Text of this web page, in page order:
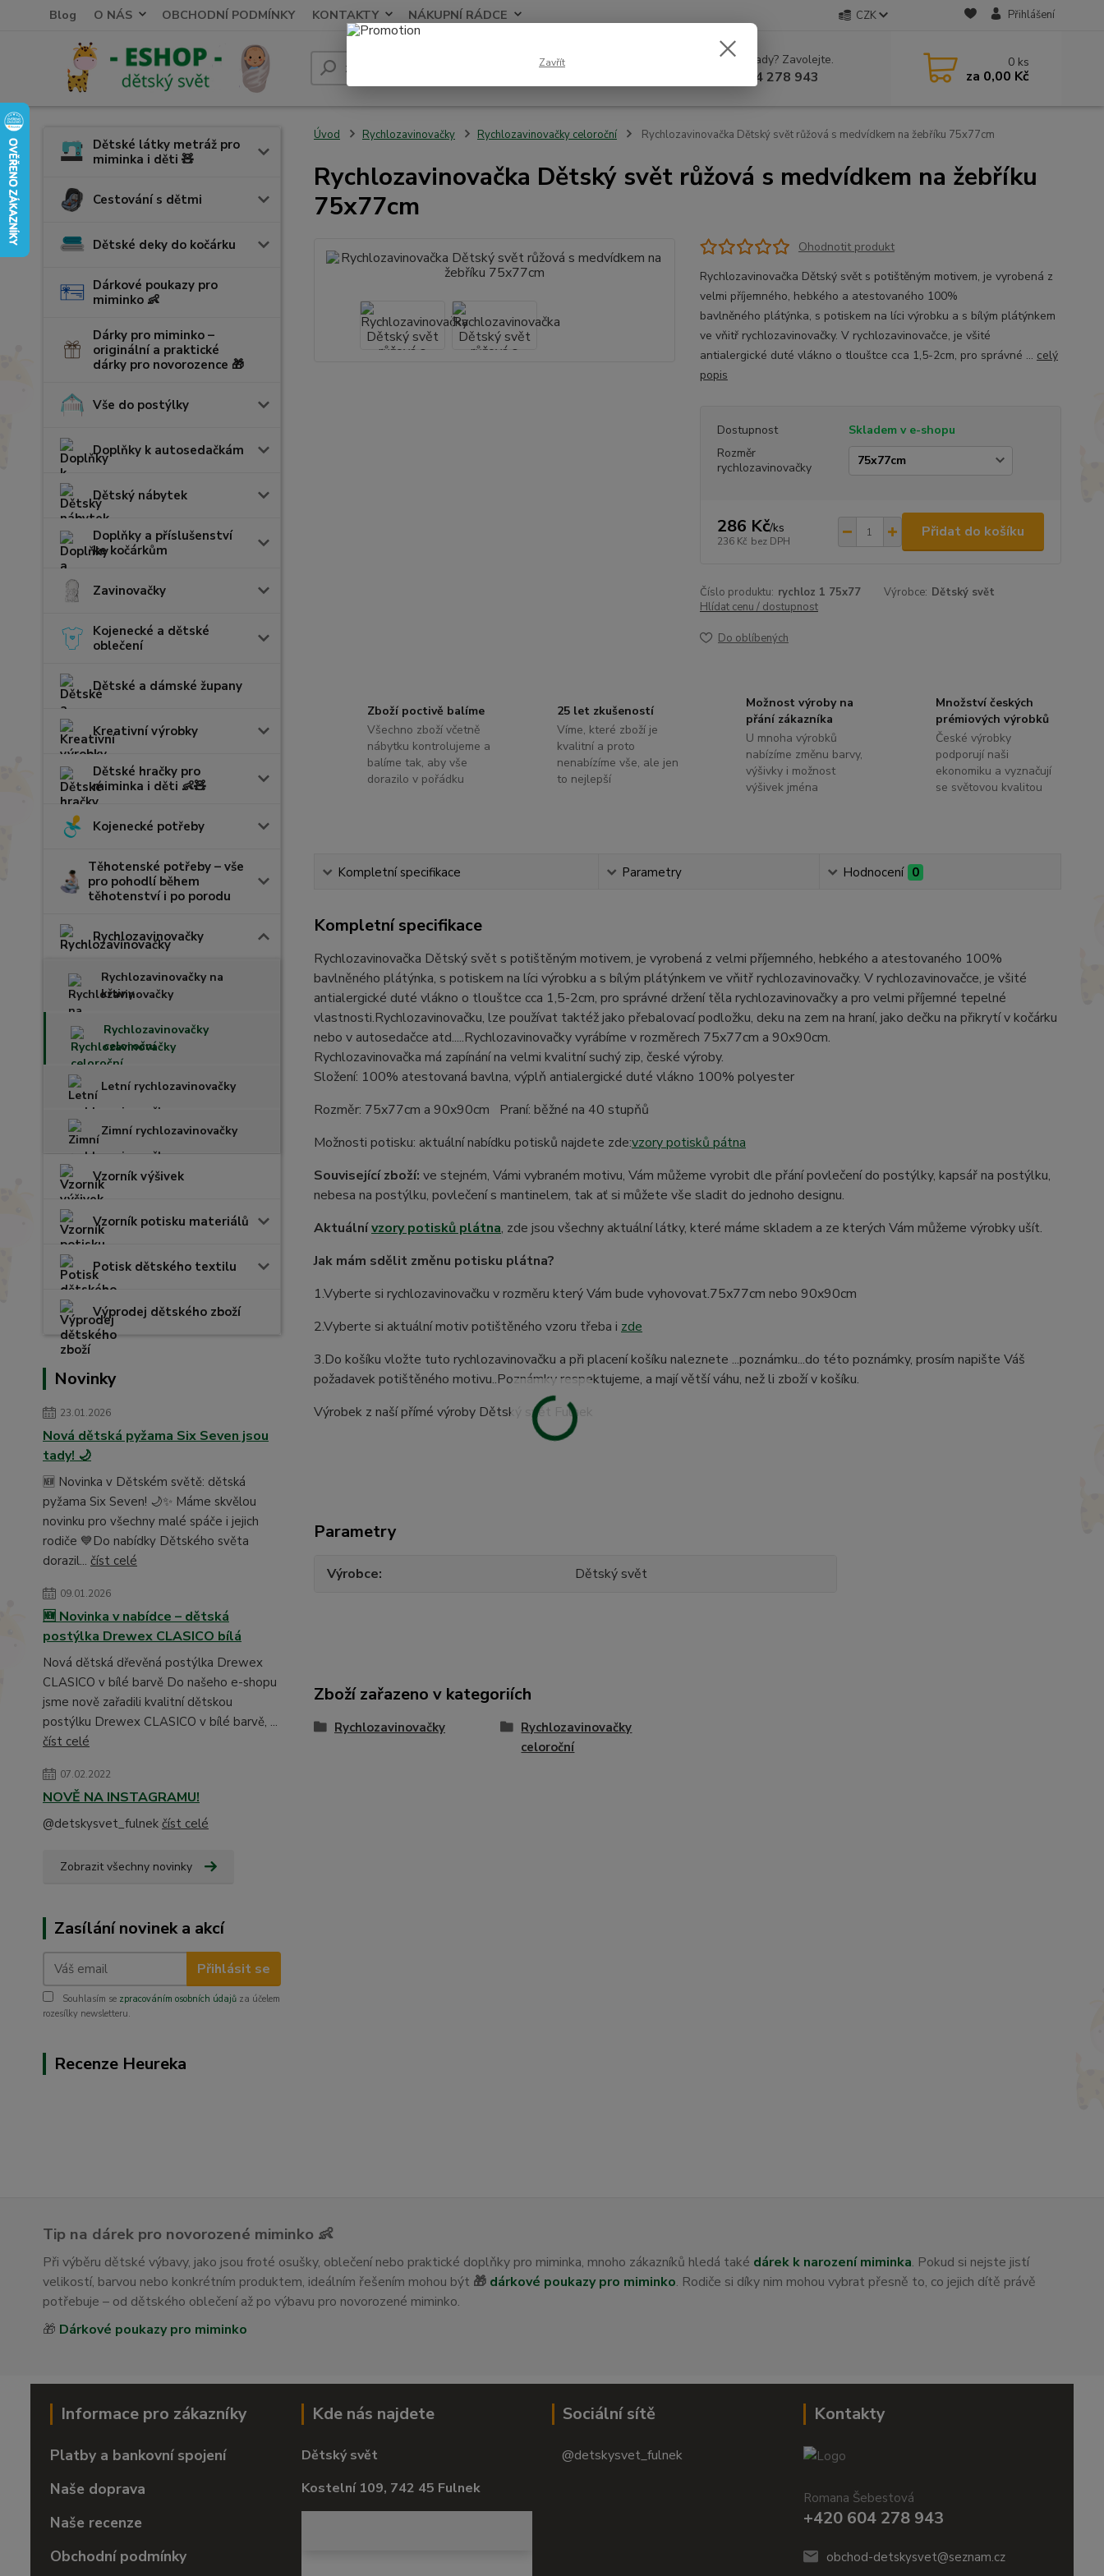
Blog O NÁS OBCHODNÍ PODMÍNKY KONTAKTY NÁKUPNÍ RÁDCE CZK Přihlášení
Hledat Nevíte si rady? Zavolejte.
+420 604 278 943
0 ks
za 0,00 Kč
Dětské látky metráž pro
miminka i děti 🧸
Cestování s dětmi
Dětské deky do kočárku
Dárkové poukazy pro
miminko 👶
Dárky pro miminko –
originální a praktické
dárky pro novorozence 🎁
Vše do postýlky
Doplňky k autosedačkám
Dětský nábytek
Doplňky a příslušenství
ke kočárkům
Zavinovačky
Kojenecké a dětské
oblečení
Dětské a dámské župany
Kreativní výrobky
Dětské hračky pro
miminka i děti 👶🧸
Kojenecké potřeby
Těhotenské potřeby – vše
pro pohodlí během
těhotenství i po porodu
Rychlozavinovačky
Rychlozavinovačky na
křtiny
Rychlozavinovačky
celoroční
Letní rychlozavinovačky
Zimní rychlozavinovačky
Vzorník výšivek
Vzorník potisku materiálů
Potisk dětského textilu
Výprodej dětského zboží
Novinky
23.01.2026
Nová dětská pyžama Six Seven jsou
tady! 🌙
🆕 Novinka v Dětském světě: dětská
pyžama Six Seven! 🌙✨ Máme skvělou
novinku pro všechny malé spáče i jejich
rodiče 💙Do nabídky Dětského světa
dorazil... číst celé
09.01.2026
🆕 Novinka v nabídce – dětská
postýlka Drewex CLASICO bílá
Nová dětská dřevěná postýlka Drewex
CLASICO v bílé barvě Do našeho e-shopu
jsme nově zařadili kvalitní dětskou
postýlku Drewex CLASICO v bílé barvě, ...
číst celé
07.02.2022
NOVĚ NA INSTAGRAMU!
@detskysvet_fulnek číst celé
Zobrazit všechny novinky
Zasílání novinek a akcí
Přihlásit se
Souhlasím se zpracováním osobních údajů za účelem
rozesílky newsletteru.
Recenze Heureka
Úvod Rychlozavinovačky Rychlozavinovačky celoroční Rychlozavinovačka Dětský svět růžová s medvídkem na žebříku 75x77cm
Rychlozavinovačka Dětský svět růžová s medvídkem na žebříku
75x77cm
Ohodnotit produkt
Rychlozavinovačka Dětský svět s potištěným motivem, je vyrobená z
velmi příjemného, hebkého a atestovaného 100%
bavlněného plátýnka, s potiskem na líci výrobku a s bílým plátýnkem
ve vňitř rychlozavinovačky. V rychlozavinovačce, je všité
antialergické duté vlákno o tlouštce cca 1,5-2cm, pro správné ... celý
popis
Dostupnost
Skladem v e-shopu
Rozměr
rychlozavinovačky
286 Kč/ks
236 Kč bez DPH
Přidat do košíku
Číslo produktu: rychloz 1 75x77 Výrobce: Dětský svět
Hlídat cenu / dostupnost
Do oblíbených
Zboží poctivě balíme
Všechno zboží včetně
nábytku kontrolujeme a
balíme tak, aby vše
dorazilo v pořádku
25 let zkušeností
Víme, které zboží je
kvalitní a proto
nenabízíme vše, ale jen
to nejlepší
Možnost výroby na
přání zákazníka
U mnoha výrobků
nabízíme změnu barvy,
výšivky i možnost
výšivek jména
Množství českých
prémiových výrobků
České výrobky
podporují naši
ekonomiku a vyznačují
se světovou kvalitou
Kompletní specifikace Parametry Hodnocení 0
Kompletní specifikace
Rychlozavinovačka Dětský svět s potištěným motivem, je vyrobená z velmi příjemného, hebkého a atestovaného 100%
bavlněného plátýnka, s potiskem na líci výrobku a s bílým plátýnkem ve vňitř rychlozavinovačky. V rychlozavinovačce, je všité
antialergické duté vlákno o tlouštce cca 1,5-2cm, pro správné držení těla rychlozavinovačky a pro velmi příjemné tepelné
vlastnosti.Rychlozavinovačku, lze používat taktéž jako přebalovací podložku, deku na zem na hraní, jako dečku na přikrytí v kočárku
nebo v autosedačce atd.....Rychlozavinovačky vyrábíme v rozměrech 75x77cm a 90x90cm.
Rychlozavinovačka má zapínání na velmi kvalitní suchý zip, české výroby.
Složení: 100% atestovaná bavlna, výplň antialergické duté vlákno 100% polyester
Rozměr: 75x77cm a 90x90cm Praní: běžné na 40 stupňů
Možnosti potisku: aktuální nabídku potisků najdete zde:vzory potisků pátna
Související zboží: ve stejném, Vámi vybraném motivu, Vám můžeme vyrobit dle přání povlečení do postýlky, kapsář na postýlku,
nebesa na postýlku, povlečení s mantinelem, tak ať si můžete vše sladit do jednoho designu.
Aktuálnívzory potisků plátna, zde jsou všechny aktuální látky, které máme skladem a ze kterých Vám můžeme výrobky ušít.
Jak mám sdělit změnu potisku plátna?
1.Vyberte si rychlozavinovačku v rozměru který Vám bude vyhovovat.75x77cm nebo 90x90cm
2.Vyberte si aktuální motiv potištěného vzoru třeba i zde
3.Do košíku vložte tuto rychlozavinovačku a při placení košíku naleznete ...poznámku...do této poznámky, prosím napište Váš
požadavek potištěného motivu..Poznámky respektujeme, a mají větší váhu, než li zboží v košíku.
Výrobek z naší přímé výroby Dětský svět Fulnek
Parametry
Výrobce Dětský svět
Zboží zařazeno v kategoriích
Rychlozavinovačky
Rychlozavinovačky
celoroční
Tip na dárek pro novorozené miminko 👶
Při výběru dětské výbavy, jako jsou froté osušky, oblečení nebo praktické doplňky pro miminka, mnoho zákazníků hledá také dárek k narození miminka. Pokud si nejste jistí
velikostí, barvou nebo konkrétním produktem, ideálním řešením mohou být 🎁 dárkové poukazy pro miminko. Rodiče si díky nim mohou vybrat přesně to, co jejich dítě právě
potřebuje – od dětského oblečení až po výbavu pro novorozené miminko.
🎁 Dárkové poukazy pro miminko
Informace pro zákazníky
Platby a bankovní spojení
Naše doprava
Naše recenze
Obchodní podmínky
Kde nás najdete
Dětský svět
Kostelní 109, 742 45 Fulnek
Sociální sítě
@detskysvet_fulnek
Kontakty
Romana Šebestová
+420 604 278 943
obchod-detskysvet@seznam.cz
Zavřít